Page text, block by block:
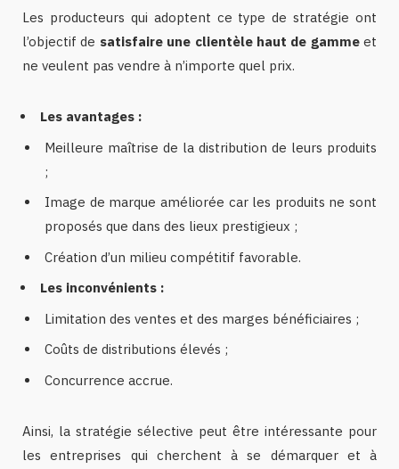
Les producteurs qui adoptent ce type de stratégie ont
l’objectif de satisfaire une clientèle haut de gammeet
ne veulent pas vendre à n’importe quel prix.
Les avantages :
Meilleure maîtrise de la distribution de leurs produits
;
Image de marque améliorée car les produits ne sont
proposés que dans des lieux prestigieux ;
Création d’un milieu compétitif favorable.
Les inconvénients :
Limitation des ventes et des marges bénéficiaires ;
Coûts de distributions élevés ;
Concurrence accrue.
Ainsi, la stratégie sélective peut être intéressante pour
les entreprises qui cherchent à se démarquer et à